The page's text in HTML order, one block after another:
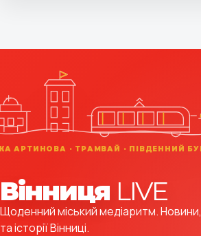
Вінниця LIVE
Щоденний міський медіаритм.
та історії Вінниці.